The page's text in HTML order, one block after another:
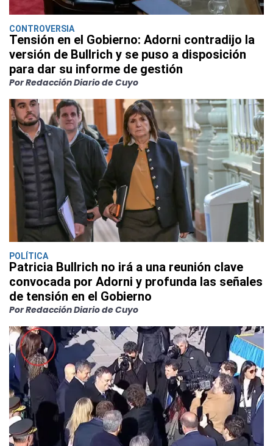
CONTROVERSIA
Tensión en el Gobierno: Adorni contradijo la
versión de Bullrich y se puso a disposición
para dar su informe de gestión
Por Redacción Diario de Cuyo
POLÍTICA
Patricia Bullrich no irá a una reunión clave
convocada por Adorni y profunda las señales
de tensión en el Gobierno
Por Redacción Diario de Cuyo